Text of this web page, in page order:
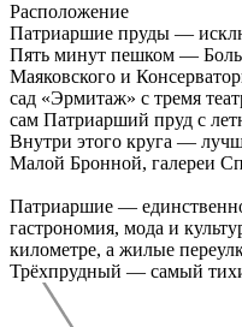
Расположение
Патриаршие пруды —
Пять минут пешком —
Маяковского и
сад «Эрмитаж» с тремя
сам Патриарший пруд с
Внутри этого круга —
Малой Бронной, галереи
Патриаршие —
гастрономия, мода и
километре, а жилые
Трёхпрудный — самый